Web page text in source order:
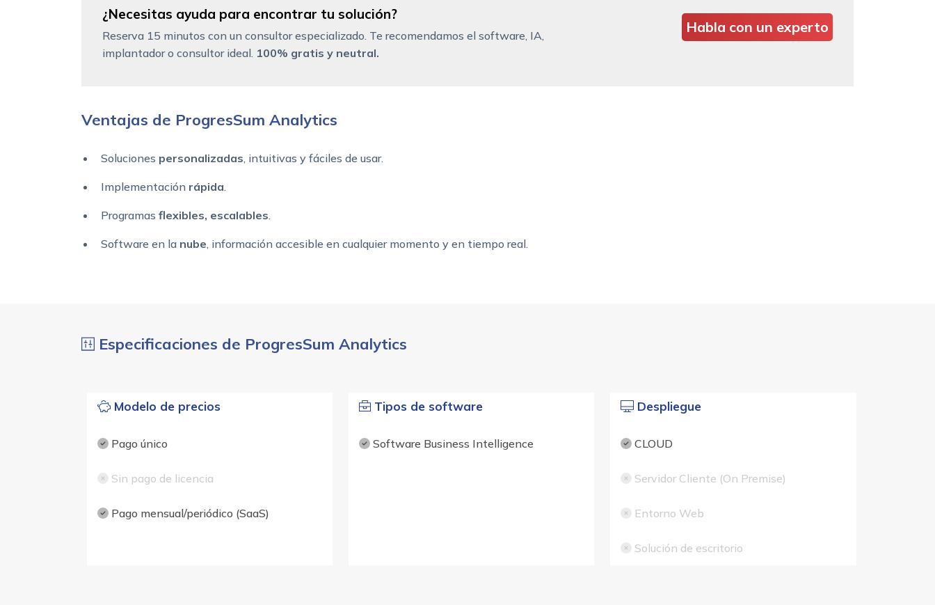
¿Necesitas ayuda para encontrar tu solución?
Reserva 15 minutos con un consultor especializado. Te recomendamos el software, IA,
implantador o consultor ideal. 100% gratis y neutral.
Habla con un experto
Ventajas de ProgresSum Analytics
Soluciones personalizadas, intuitivas y fáciles de usar.
Implementación rápida.
Programas flexibles, escalables.
Software en la nube, información accesible en cualquier momento y en tiempo real.
Especificaciones de ProgresSum Analytics
Modelo de precios
Pago único
Sin pago de licencia
Pago mensual/periódico (SaaS)
Tipos de software
Software Business Intelligence
Despliegue
CLOUD
Servidor Cliente (On Premise)
Entorno Web
Solución de escritorio